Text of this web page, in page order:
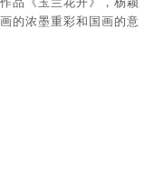
的浓墨重彩和国画的意